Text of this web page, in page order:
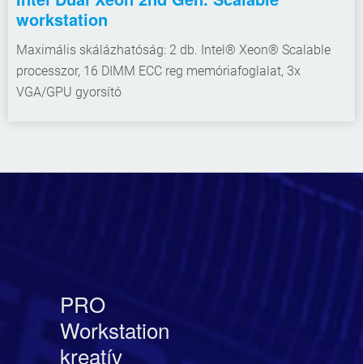
workstation
Maximális skálázhatóság: 2 db. Intel® Xeon® Scalable
processzor, 16 DIMM ECC reg memóriafoglalat, 3x
VGA/GPU gyorsító
PRO
Workstation
kreatív